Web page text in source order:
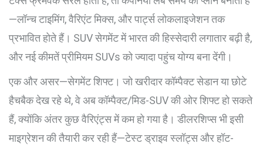
—लॉन्च टाइमिंग, वैरिएंट मिक्स, और पार्ट्स लोकलाइजेशन तक
प्रभावित होते हैं। SUV सेगमेंट में भारत की हिस्सेदारी लगातार बढ़ी है,
और नई कीमतें प्रीमियम SUVs को ज्यादा पहुंच योग्य बना देंगी।
एक और असर—सेगमेंट शिफ्ट। जो खरीदार कॉम्पैक्ट सेडान या छोटे
हैचबैक देख रहे थे, वे अब कॉम्पैक्ट/मिड-SUV की ओर शिफ्ट हो सकते
हैं, क्योंकि अंतर कुछ वैरिएंट्स में कम हो गया है। डीलरशिप्स भी इसी
माइग्रेशन की तैयारी कर रही हैं—टेस्ट ड्राइव स्लॉट्स और हॉट-